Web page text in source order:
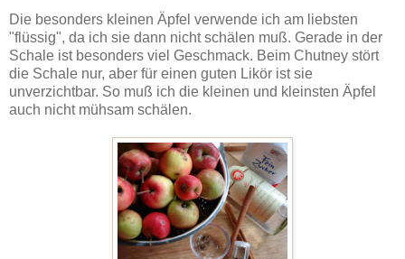
Die besonders kleinen Äpfel verwende ich am liebsten
"flüssig", da ich sie dann nicht schälen muß. Gerade in der
Schale ist besonders viel Geschmack. Beim Chutney stört
die Schale nur, aber für einen guten Likör ist sie
unverzichtbar. So muß ich die kleinen und kleinsten Äpfel
auch nicht mühsam schälen.